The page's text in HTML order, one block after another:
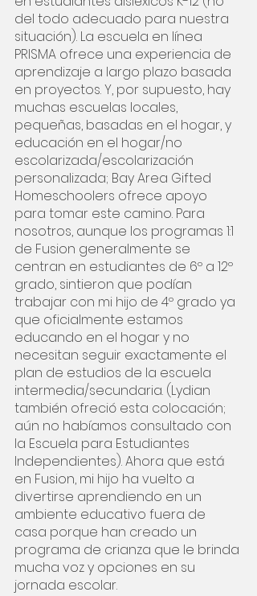
del todo adecuado para nuestra
situación). La escuela en línea
PRISMA ofrece una experiencia de
aprendizaje a largo plazo basada
en proyectos. Y, por supuesto, hay
muchas escuelas locales,
pequeñas, basadas en el hogar, y
educación en el hogar/no
escolarizada/escolarización
personalizada; Bay Area Gifted
Homeschoolers ofrece apoyo
para tomar este camino. Para
nosotros, aunque los programas 1:1
de Fusion generalmente se
centran en estudiantes de 6º a 12º
grado, sintieron que podían
trabajar con mi hijo de 4º grado ya
que oficialmente estamos
educando en el hogar y no
necesitan seguir exactamente el
plan de estudios de la escuela
intermedia/secundaria. (Lydian
también ofreció esta colocación;
aún no habíamos consultado con
la Escuela para Estudiantes
Independientes). Ahora que está
en Fusion, mi hijo ha vuelto a
divertirse aprendiendo en un
ambiente educativo fuera de
casa porque han creado un
programa de crianza que le brinda
mucha voz y opciones en su
jornada escolar.